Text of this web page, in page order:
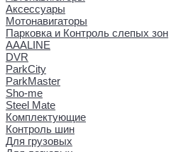
Аксессуары
Мотонавигаторы
Парковка и Контроль слепых зон
AAALINE
DVR
ParkCity
ParkMaster
Sho-me
Steel Mate
Комплектующие
Контроль шин
Для грузовых